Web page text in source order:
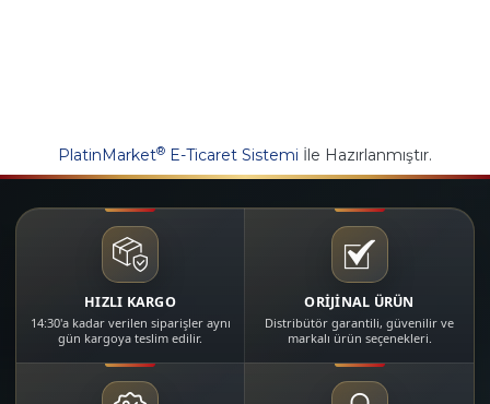
PlatinMarket® E-Ticaret Sistemi İle Hazırlanmıştır.
HIZLI KARGO
14:30'a kadar verilen siparişler aynı
gün kargoya teslim edilir.
ORİJİNAL ÜRÜN
Distribütör garantili, güvenilir ve
markalı ürün seçenekleri.